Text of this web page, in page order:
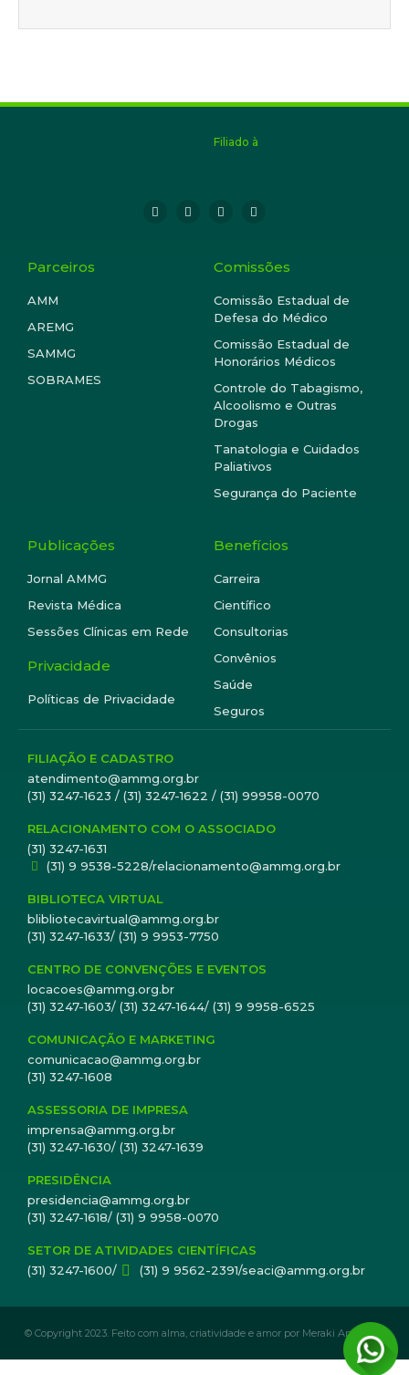
Filiado à
Parceiros
AMM
AREMG
SAMMG
SOBRAMES
Comissões
Comissão Estadual de
Defesa do Médico
Comissão Estadual de
Honorários Médicos
Controle do Tabagismo,
Alcoolismo e Outras
Drogas
Tanatologia e Cuidados
Paliativos
Segurança do Paciente
Publicações
Jornal AMMG
Revista Médica
Sessões Clínicas em Rede
Privacidade
Políticas de Privacidade
Benefícios
Carreira
Científico
Consultorias
Convênios
Saúde
Seguros
FILIAÇÃO E CADASTRO
atendimento@ammg.org.br
(31) 3247-1623 / (31) 3247-1622 / (31) 99958-0070
RELACIONAMENTO COM O ASSOCIADO
(31) 3247-1631
(31) 9 9538-5228/relacionamento@ammg.org.br
BIBLIOTECA VIRTUAL
blibliotecavirtual@ammg.org.br
(31) 3247-1633/ (31) 9 9953-7750
CENTRO DE CONVENÇÕES E EVENTOS
locacoes@ammg.org.br
(31) 3247-1603/ (31) 3247-1644/ (31) 9 9958-6525
COMUNICAÇÃO E MARKETING
comunicacao@ammg.org.br
(31) 3247-1608
ASSESSORIA DE IMPRESA
imprensa@ammg.org.br
(31) 3247-1630/ (31) 3247-1639
PRESIDÊNCIA
presidencia@ammg.org.br
(31) 3247-1618/ (31) 9 9958-0070
SETOR DE ATIVIDADES CIENTÍFICAS
(31) 3247-1600/
(31) 9 9562-2391/seaci@ammg.org.br
© Copyright 2023. Feito com alma, criatividade e amor por Meraki Analytics.